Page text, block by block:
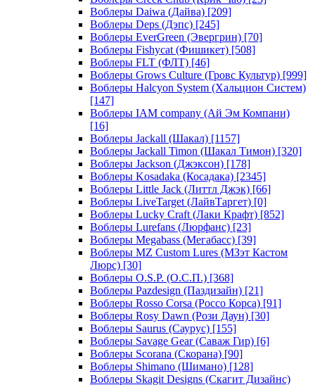
Воблеры Daiwa (Дайва) [209]
Воблеры Deps (Дэпс) [245]
Воблеры EverGreen (Эвергрин) [70]
Воблеры Fishycat (Фишикет) [508]
Воблеры FLT (ФЛТ) [46]
Воблеры Grows Culture (Гровс Культур) [999]
Воблеры Halcyon System (Хальцион Систем)
[147]
Воблеры IAM company (Ай Эм Компани)
[16]
Воблеры Jackall (Шакал) [1157]
Воблеры Jackall Timon (Шакал Тимон) [320]
Воблеры Jackson (Джэксон) [178]
Воблеры Kosadaka (Косадака) [2345]
Воблеры Little Jack (Литтл Джэк) [66]
Воблеры LiveTarget (ЛайвТаргет) [0]
Воблеры Lucky Craft (Лаки Крафт) [852]
Воблеры Lurefans (Люрфанс) [23]
Воблеры Megabass (Мегабасс) [39]
Воблеры MZ Custom Lures (МЗэт Кастом
Люрс) [30]
Воблеры O.S.P. (О.С.П.) [368]
Воблеры Pazdesign (Паздизайн) [21]
Воблеры Rosso Corsa (Россо Корса) [91]
Воблеры Rosy Dawn (Рози Даун) [30]
Воблеры Saurus (Саурус) [155]
Воблеры Savage Gear (Саваж Гир) [6]
Воблеры Scorana (Скорана) [90]
Воблеры Shimano (Шимано) [128]
Воблеры Skagit Designs (Скагит Дизайнс)